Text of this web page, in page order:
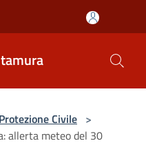
Protezione Civile >
allerta meteo del 30